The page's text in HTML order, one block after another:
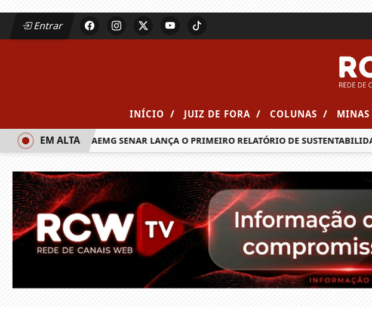
Entrar
INÍCIO / JUIZ DE FORA / COLUNAS / MINAS
SISTEMA FAEMG SENAR LANÇA O PRIMEIRO RELATÓRIO DE SUSTENTABILIDADE
EM ALTA